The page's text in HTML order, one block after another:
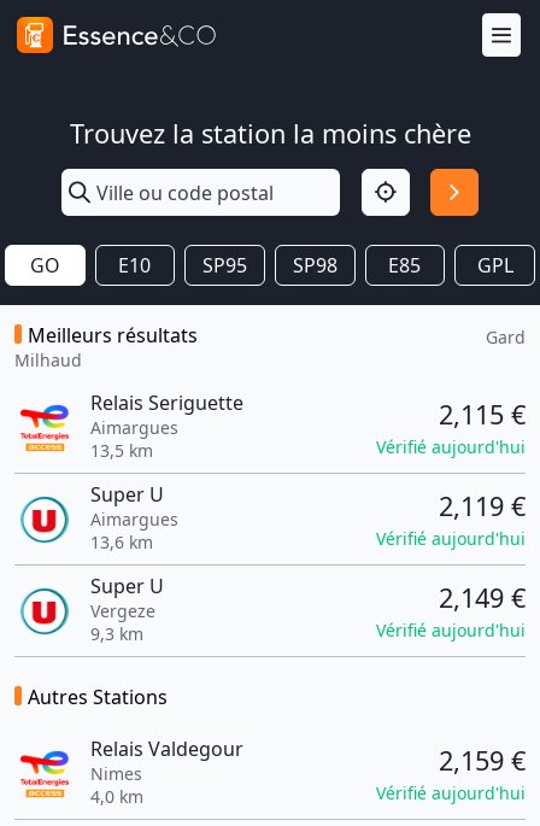
Trouvez la station la moins chère
GO E10 SP95 SP98 E85 GPL
Meilleurs résultats
Milhaud
Gard
Relais Seriguette
Aimargues
13,5 km
2,115 €
Vérifié aujourd'hui
Super U
Aimargues
13,6 km
2,119 €
Vérifié aujourd'hui
Super U
Vergeze
9,3 km
2,149 €
Vérifié aujourd'hui
Autres Stations
Relais Valdegour
Nimes
4,0 km
2,159 €
Vérifié aujourd'hui